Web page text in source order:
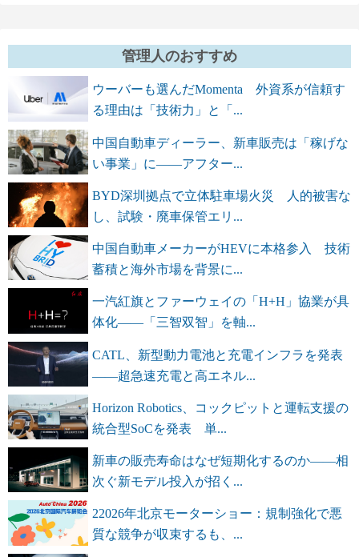
管理人のおすすめ
ウーバーも選んだMomenta 外資系が信頼す
る理由は「技術力」と「...
中国自動車ディーラー、新車販売は「稼げな
い事業」に――アフター...
BYD深圳拠点で立体駐車場火災 人的被害な
し、試験・廃車保管エリ...
中国自動車メーカーがHEVに本格参入 技術
蓄積と海外市場を背景に...
一汽紅旗とファーウェイの「H+H」協業が具
体化――「三智双智」を軸...
CATL、新型動力電池と充電インフラを発表
――超急速充電と高エネル...
Horizon Robotics、コックピットと運転支援の
統合型SoCを発表 単...
新車の販売寿命はなぜ短期化するのか――相
次ぐ新モデル投入が招く...
22026年北京モーターショー：規制強化で悪
質な競争が収束するも、...